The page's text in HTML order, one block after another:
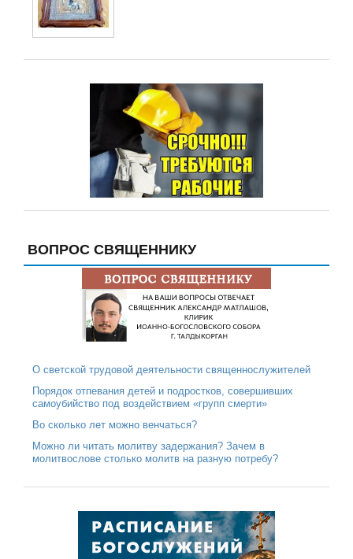
ВОПРОС СВЯЩЕННИКУ
О светской трудовой деятельности священнослужителей
Порядок отпевания детей и подростков, совершивших
самоубийство под воздействием «групп смерти»
Во сколько лет можно венчаться?
Можно ли читать молитву задержания? Зачем в
молитвослове столько молитв на разную потребу?